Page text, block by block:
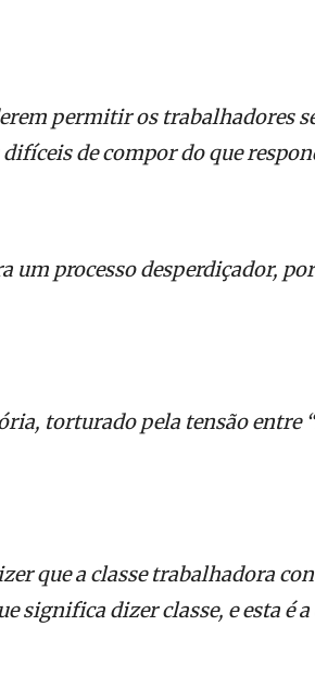
permitir os trabalhadores
de compor do que
um processo desperdiçador,
torturado pela tensão entre
que a classe trabalhadora
significa dizer classe, e esta é